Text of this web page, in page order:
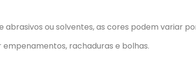
ou solventes, as cores podem variar
rachaduras e bolhas.